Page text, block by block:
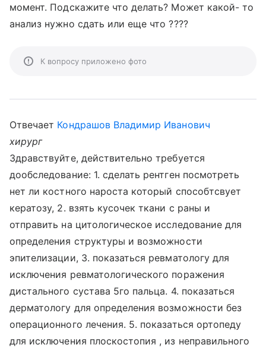
момент. Подскажите что делать? Может какой- то
анализ нужно сдать или еще что ????
К вопросу приложено фото
Отвечает Кондрашов Владимир Иванович
хирург
Здравствуйте, действительно требуется
дообследование: 1. сделать рентген посмотреть
нет ли костного нароста который способтсвует
кератозу, 2. взять кусочек ткани с раны и
отправить на цитологическое исследование для
определения структуры и возможности
эпителизации, 3. показаться ревматологу для
исключения ревматологического поражения
дистального сустава 5го пальца. 4. показаться
дерматологу для определения возможности без
операционного лечения. 5. показаться ортопеду
для исключения плоскостопия , из неправильного